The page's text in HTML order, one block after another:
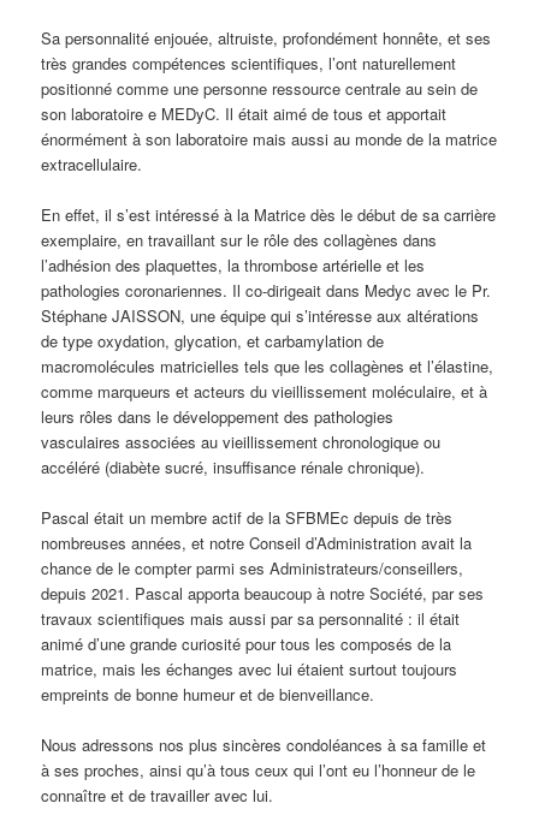
Sa personnalité enjouée, altruiste, profondément honnête, et ses
très grandes compétences scientifiques, l’ont naturellement
positionné comme une personne ressource centrale au sein de
son laboratoire e MEDyC. Il était aimé de tous et apportait
énormément à son laboratoire mais aussi au monde de la matrice
extracellulaire.
En effet, il s’est intéressé à la Matrice dès le début de sa carrière
exemplaire, en travaillant sur le rôle des collagènes dans
l’adhésion des plaquettes, la thrombose artérielle et les
pathologies coronariennes. Il co-dirigeait dans Medyc avec le Pr.
Stéphane JAISSON, une équipe qui s’intéresse aux altérations
de type oxydation, glycation, et carbamylation de
macromolécules matricielles tels que les collagènes et l’élastine,
comme marqueurs et acteurs du vieillissement moléculaire, et à
leurs rôles dans le développement des pathologies
vasculaires associées au vieillissement chronologique ou
accéléré (diabète sucré, insuffisance rénale chronique).
Pascal était un membre actif de la SFBMEc depuis de très
nombreuses années, et notre Conseil d’Administration avait la
chance de le compter parmi ses Administrateurs/conseillers,
depuis 2021. Pascal apporta beaucoup à notre Société, par ses
travaux scientifiques mais aussi par sa personnalité : il était
animé d’une grande curiosité pour tous les composés de la
matrice, mais les échanges avec lui étaient surtout toujours
empreints de bonne humeur et de bienveillance.
Nous adressons nos plus sincères condoléances à sa famille et
à ses proches, ainsi qu’à tous ceux qui l’ont eu l’honneur de le
connaître et de travailler avec lui.